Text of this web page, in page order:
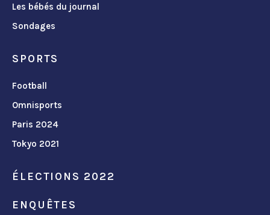
Les bébés du journal
Sondages
SPORTS
Football
Omnisports
Paris 2024
Tokyo 2021
ÉLECTIONS 2022
ENQUÊTES